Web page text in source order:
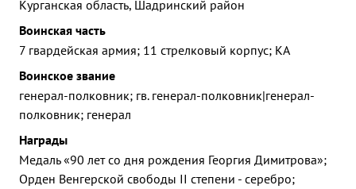
Курганская область, Шадринский район
Воинская часть
7 гвардейская армия; 11 стрелковый корпус; КА
Воинское звание
генерал-полковник; гв. генерал-полковник|генерал-
полковник; генерал
Награды
Медаль «90 лет со дня рождения Георгия Димитрова»;
Орден Венгерской свободы II степени - серебро;